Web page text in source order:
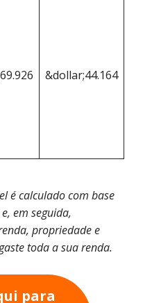
&dollar;44.164
é calculado com base
em seguida,
propriedade e
toda a sua renda.
para